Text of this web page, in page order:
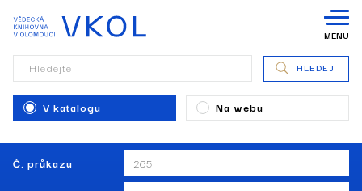
Č. průkazu
MENU
Hledejte
V katalogu Na webu
HLEDEJ